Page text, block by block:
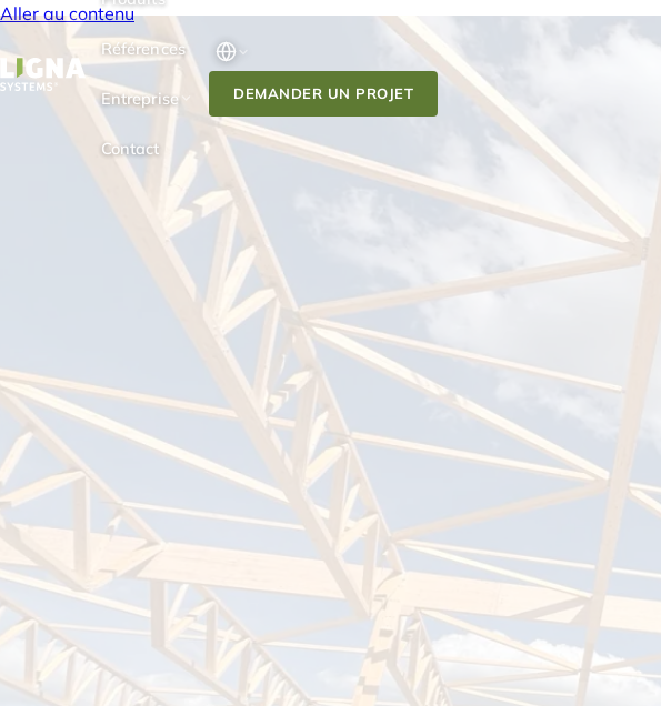
Aller au contenu
Références
Entreprise
Contact
DEMANDER UN PROJET